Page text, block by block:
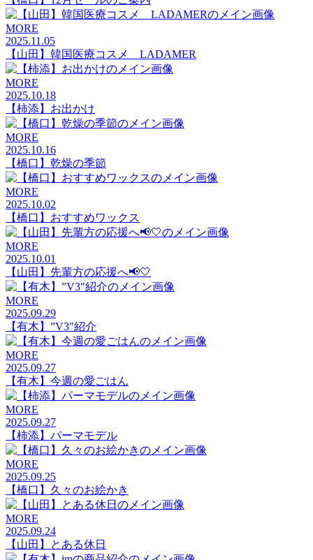
MORE
2025.11.05
【山田】韓国医療コスメ LADAMER
MORE
2025.10.18
【柿添】お出かけ
MORE
2025.10.16
【橋口】乾燥の季節
MORE
2025.10.02
【橋口】おすすめワックス
MORE
2025.10.01
【山田】先輩方の応援へ📢🤍
MORE
2025.09.29
【有木】”V3″紹介
MORE
2025.09.27
【有木】今週の愛ごはん
MORE
2025.09.27
【柿添】パーマモデル
MORE
2025.09.25
【橋口】久々のお絵かき
MORE
2025.09.24
【山田】とある休日